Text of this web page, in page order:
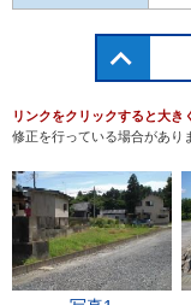
リンクをクリックすると大き
修正を行っている場合があり